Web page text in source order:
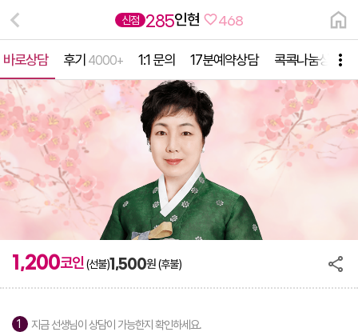
신점 285인현 468
바로상담 후기 4000+ 1:1 문의 17분예약상담 콕콕나눔상담
1,200코인(선불)1,500원(후불)
지금 선생님이 상담이 가능한지 확인하세요.